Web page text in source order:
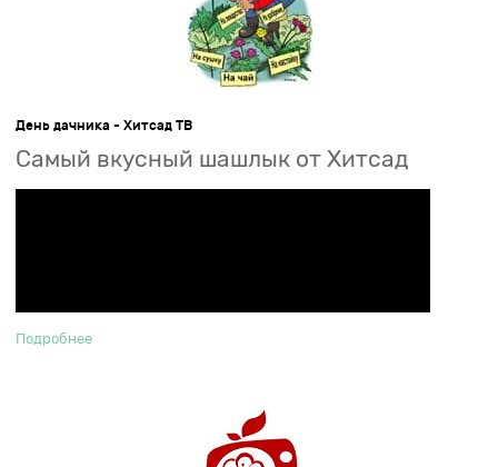
День дачника - Хитсад ТВ
Самый вкусный шашлык от Хитсад
Подробнее